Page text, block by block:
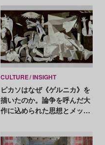
CULTURE INSIGHT
ピカソはなぜ《ゲルニカ》を
描いたのか。論争を呼んだ大
作に込められた思想とメッセ